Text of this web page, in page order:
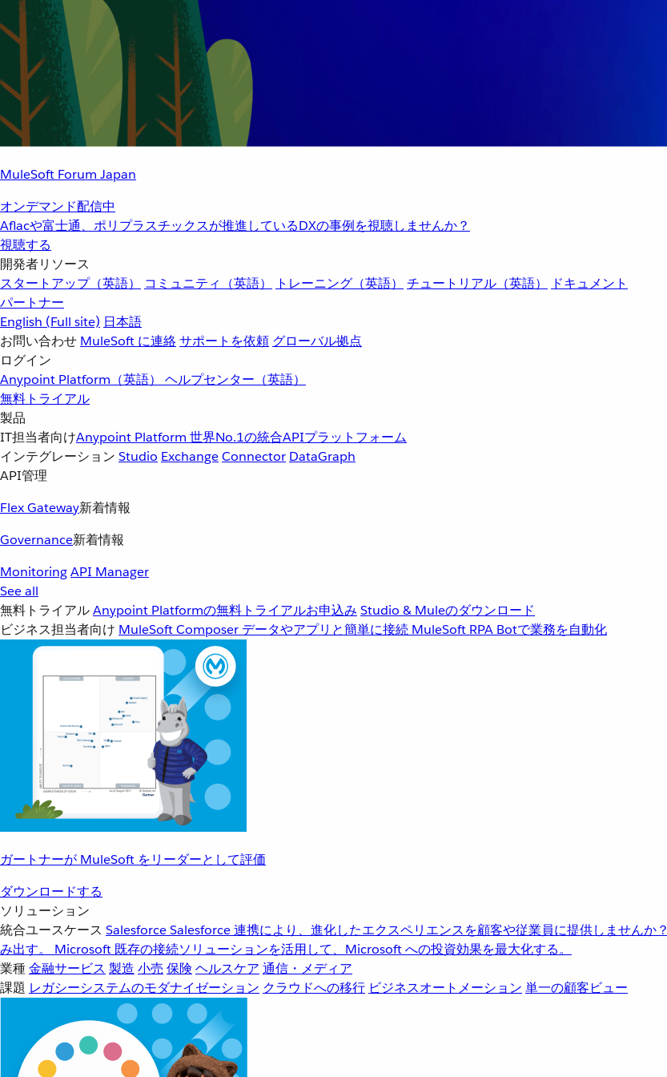
MuleSoft Forum Japan
オンデマンド配信中
Aflacや富士通、ポリプラスチックスが推進しているDXの事例を視聴しませんか？
視聴する
開発者リソース
スタートアップ（英語）
コミュニティ（英語） トレーニング（英語） チュートリアル（英語）
ドキュメント
パートナー
English (Full site) 日本語
お問い合わせ MuleSoft に連絡サポートを依頼 グローバル拠点
ログイン
Anypoint Platform（英語） ヘルプセンター（英語）
無料トライアル
製品
IT担当者向けAnypoint Platform 世界No.1の統合APIプラットフォーム
インテグレーション Studio ExchangeConnector DataGraph
API管理
Flex Gateway新着情報
Governance新着情報
MonitoringAPI Manager
See all
無料トライアルAnypoint Platformの無料トライアルお申込み Studio & Muleのダウンロード
ビジネス担当者向け MuleSoft Composer データやアプリと簡単に接続 MuleSoft RPA Botで業務を自動化
ガートナーが MuleSoft をリーダーとして評価
ダウンロードする
ソリューション
統合ユースケース SalesforceSalesforce 連携により、進化したエクスペリエンスを顧客や従業員に提供しませんか？
み出す。
Microsoft 既存の接続ソリューションを活用して、Microsoft への投資効果を最大化する。
業種金融サービス 製造 小売 保険 ヘルスケア 通信・メディア
課題 レガシーシステムのモダナイゼーション クラウドへの移行 ビジネスオートメーション 単一の顧客ビュー